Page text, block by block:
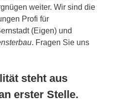
weiter. Wir sind die
Profi für
(Eigen) und
. Fragen Sie uns
steht aus
erster Stelle.